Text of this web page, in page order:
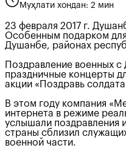
Муҳлати хондан: 2 мин
23 февраля 2017 г.
Особенным подарком для
Душанбе, районах
Поздравление военных
праздничные концерты
акции «Поздравь
В этом году компания
интернета в режиме
услышали поздравления
страны сблизил
военной части.